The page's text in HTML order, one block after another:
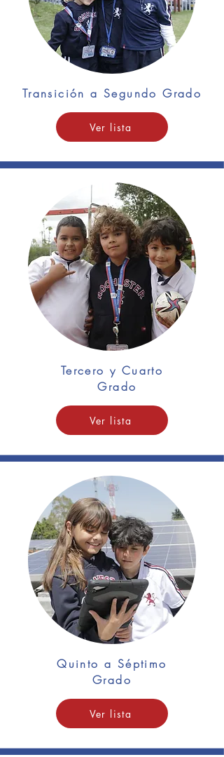
Transición a Segundo Grado
Ver lista
Tercero y Cuarto
Grado
Ver lista
Quinto a Séptimo
Grado
Ver lista